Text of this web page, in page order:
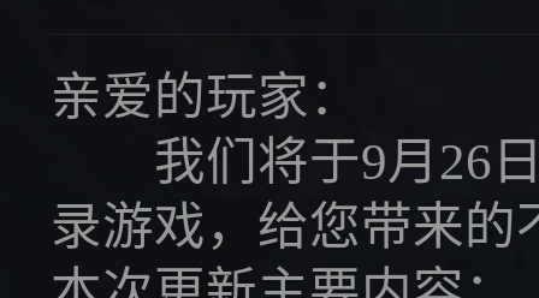
亲爱的玩家：
我们将于9月26日
录游戏，给您带来的